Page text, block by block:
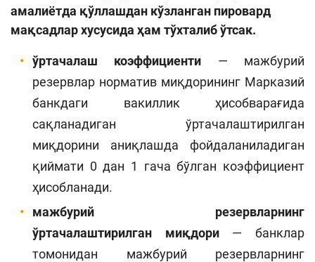
амалиётда қўллашдан кўзланган пировард
мақсадлар хусусида ҳам тўхталиб ўтсак.
ўртачалаш коэффициенти — мажбурий
резервлар норматив миқдорининг Марказий
банкдаги вакиллик ҳисобварағида
сақланадиган ўртачалаштирилган
миқдорини аниқлашда фойдаланиладиган
қиймати 0 дан 1 гача бўлган коэффициент
ҳисобланади.
мажбурий резервларнинг
ўртачалаштирилган миқдори— банклар
томонидан мажбурий резервларнинг